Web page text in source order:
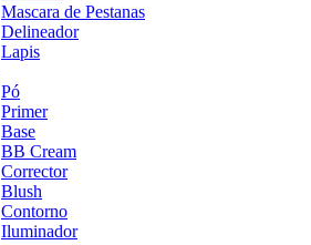
Mascara de Pestanas
Delineador
Lapis
Pó
Primer
Base
BB Cream
Corrector
Blush
Contorno
Iluminador